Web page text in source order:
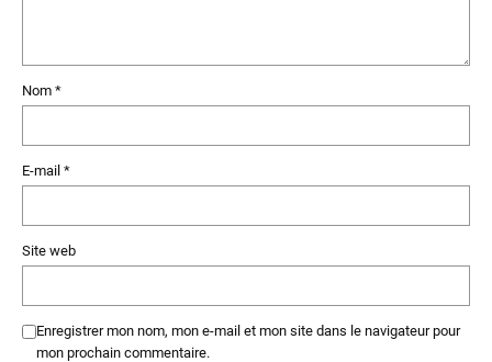
Nom *
E-mail *
Site web
Enregistrer mon nom, mon e-mail et mon site dans le navigateur pour
mon prochain commentaire.